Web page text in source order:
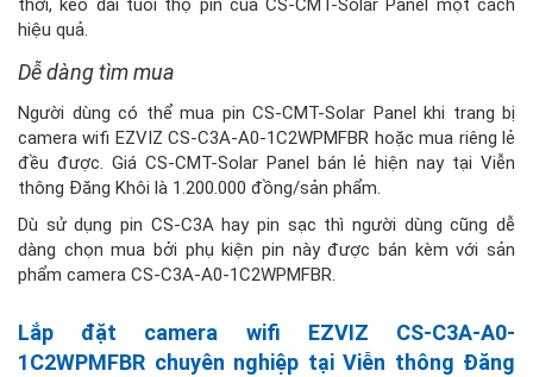
thời, kéo dài tuổi thọ pin của CS-CMT-Solar Panel một cách
hiệu quả.
Dễ dàng tìm mua
Người dùng có thể mua pin CS-CMT-Solar Panel khi trang bị
camera wifi EZVIZ CS-C3A-A0-1C2WPMFBR hoặc mua riêng lẻ
đều được. Giá CS-CMT-Solar Panel bán lẻ hiện nay tại Viễn
thông Đăng Khôi là 1.200.000 đồng/sản phẩm.
Dù sử dụng pin CS-C3A hay pin sạc thì người dùng cũng dễ
dàng chọn mua bởi phụ kiện pin này được bán kèm với sản
phẩm camera CS-C3A-A0-1C2WPMFBR.
Lắp đặt camera wifi EZVIZ CS-C3A-A0-
1C2WPMFBR chuyên nghiệp tại Viễn thông Đăng